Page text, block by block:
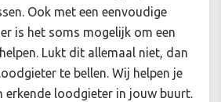
Ook met een eenvoudige
is het soms mogelijk om een
Lukt dit allemaal niet, dan
te bellen. Wij helpen je
erkende loodgieter in jouw buurt.